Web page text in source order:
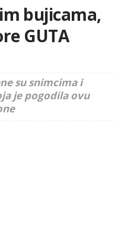
bujicama,
GUTA
su snimcima i
je pogodila ovu